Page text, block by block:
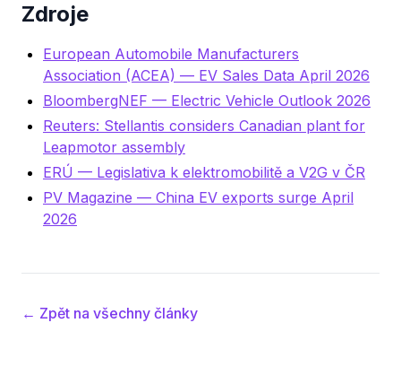
Zdroje
European Automobile Manufacturers
Association (ACEA) — EV Sales Data April 2026
BloombergNEF — Electric Vehicle Outlook 2026
Reuters: Stellantis considers Canadian plant for
Leapmotor assembly
ERÚ — Legislativa k elektromobilitě a V2G v ČR
PV Magazine — China EV exports surge April
2026
← Zpět na všechny články